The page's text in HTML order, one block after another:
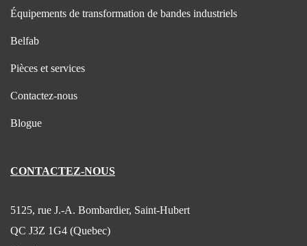
Équipements de transformation de bandes industriels
Belfab
Pièces et services
Contactez-nous
Blogue
CONTACTEZ-NOUS
5125, rue J.-A. Bombardier, Saint-Hubert
QC J3Z 1G4 (Quebec)